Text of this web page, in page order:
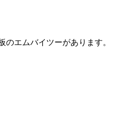
エムバイツーがあります。